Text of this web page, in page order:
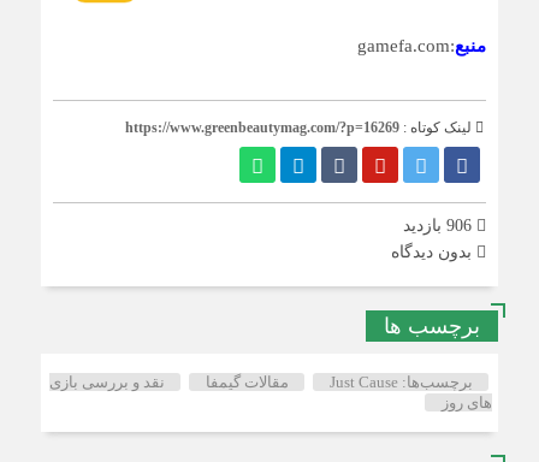
منبع:gamefa.com
لینک کوتاه : https://www.greenbeautymag.com/?p=16269
بدون دیدگاه
برچسب ها
برچسب‌ها: Just Cause مقالات گیمفا
نقد و بررسی بازی
های روز